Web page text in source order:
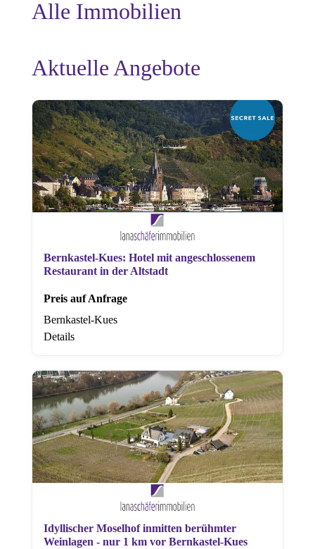
Alle Immobilien
Aktuelle Angebote
Bernkastel-Kues: Hotel mit angeschlossenem
Restaurant in der Altstadt
Preis auf Anfrage
Bernkastel-Kues
Details
Idyllischer Moselhof inmitten berühmter
Weinlagen - nur 1 km vor Bernkastel-Kues